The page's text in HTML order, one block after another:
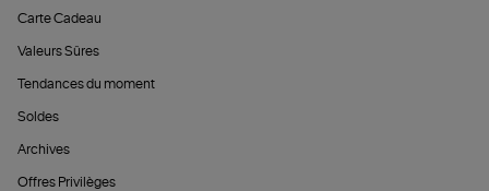
Carte Cadeau
Valeurs Sûres
Tendances du moment
Soldes
Archives
Offres Privilèges